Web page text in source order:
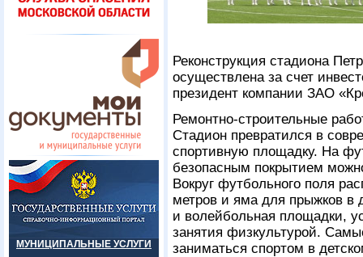
МУНИЦИПАЛЬНЫЕ УСЛУГИ
Реконструкция стадиона
осуществлена за счет
президент компании ЗАО
Ремонтно-строительные
Стадион превратился в
спортивную площадку. На
безопасным покрытием
Вокруг футбольного поля
метров и яма для прыжков в
и волейбольная площадки,
занятия физкультурой.
заниматься спортом в